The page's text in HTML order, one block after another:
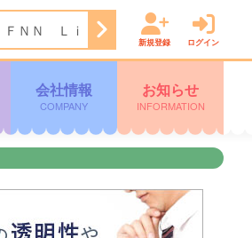
ＦＮＮ Ｌｉｖｅ Ｎｅｗｓ α
新規登録 ログイン
会社情報
COMPANY
お知らせ
INFORMATION